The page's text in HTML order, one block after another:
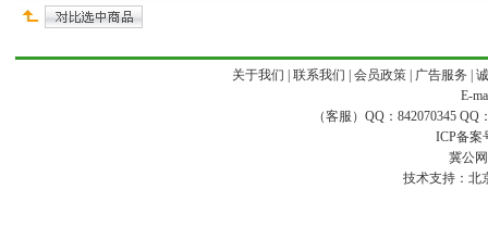
关于我们 联系我们 会员政策| 广告服务
E-
（客服）QQ：842070345 QQ
ICP备案
冀公
技术支持： 北